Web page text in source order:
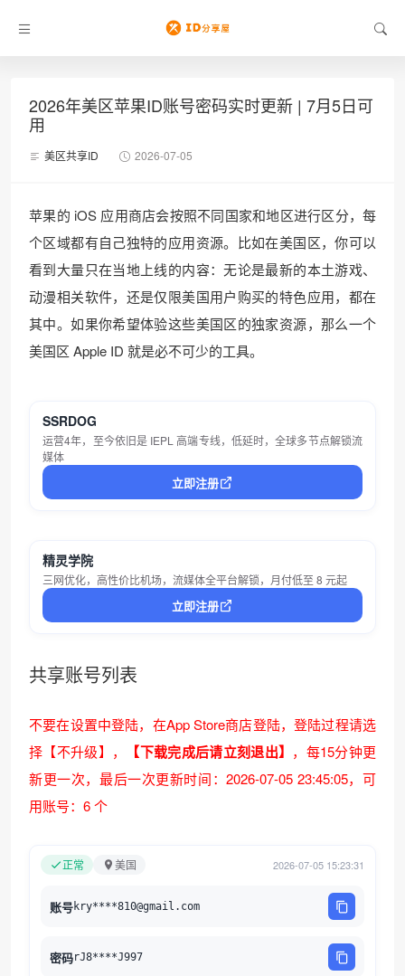
2026年美区苹果ID账号密码实时更新 | 7月5日可
用
美区共享ID 2026-07-05
苹果的 iOS 应用商店会按照不同国家和地区进行区分，每
个区域都有自己独特的应用资源。比如在美国区，你可以
看到大量只在当地上线的内容：无论是最新的本土游戏、
动漫相关软件，还是仅限美国用户购买的特色应用，都在
其中。如果你希望体验这些美国区的独家资源，那么一个
美国区 Apple ID 就是必不可少的工具。
SSRDOG
运营4年，至今依旧是 IEPL 高端专线，低延时，全球多节点解锁流
媒体
立即注册
精灵学院
三网优化，高性价比机场，流媒体全平台解锁，月付低至 8 元起
立即注册
共享账号列表
不要在设置中登陆，在App Store商店登陆，登陆过程请选
择【不升级】，
【下载完成后请立刻退出】 ，每15分钟更
新更一次， 最后一次更新时间：2026-07-05 23:45:05，可
用账号：6 个
正常 美国 2026-07-05 15:23:31
账号kry****810@gmail.com
密码rJ8****J997